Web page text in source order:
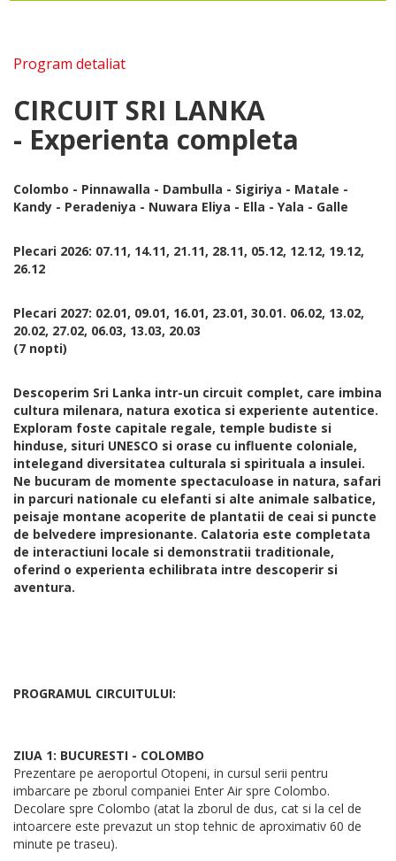
Program detaliat
CIRCUIT SRI LANKA
- Experienta completa
Colombo - Pinnawalla - Dambulla - Sigiriya - Matale -
Kandy - Peradeniya - Nuwara Eliya - Ella - Yala - Galle
Plecari 2026: 07.11, 14.11, 21.11, 28.11, 05.12, 12.12, 19.12,
26.12
Plecari 2027: 02.01, 09.01, 16.01, 23.01, 30.01. 06.02, 13.02,
20.02, 27.02, 06.03, 13.03, 20.03
(7 nopti)
Descoperim Sri Lanka intr-un circuit complet, care imbina
cultura milenara, natura exotica si experiente autentice.
Exploram foste capitale regale, temple budiste si
hinduse, situri UNESCO si orase cu influente coloniale,
intelegand diversitatea culturala si spirituala a insulei.
Ne bucuram de momente spectaculoase in natura, safari
in parcuri nationale cu elefanti si alte animale salbatice,
peisaje montane acoperite de plantatii de ceai si puncte
de belvedere impresionante. Calatoria este completata
de interactiuni locale si demonstratii traditionale,
oferind o experienta echilibrata intre descoperir si
aventura.
PROGRAMUL CIRCUITULUI:
ZIUA 1: BUCURESTI - COLOMBO
Prezentare pe aeroportul Otopeni, in cursul serii pentru
imbarcare pe zborul companiei Enter Air spre Colombo.
Decolare spre Colombo (atat la zborul de dus, cat si la cel de
intoarcere este prevazut un stop tehnic de aproximativ 60 de
minute pe traseu).